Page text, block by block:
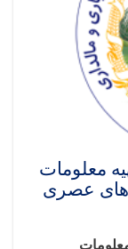
معلومات
عصری